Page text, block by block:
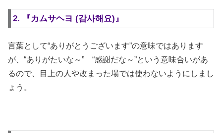
2. 『カムサヘヨ (감사해요)』
言葉として“ありがとうございます”の意味ではあります
が、“ありがたいな～” “感謝だな～”という意味合いがあ
るので、目上の人や改まった場では使わないようにしまし
ょう。